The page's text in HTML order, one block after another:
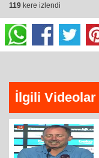
119 kere izlendi
İlgili Videolar